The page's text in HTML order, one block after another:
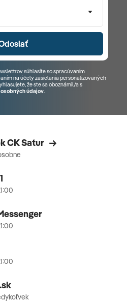
súhlasíte so spracúvaním
na účely zasielania personalizovaných
že ste saoboznámil/as
údajov.
CK Satur